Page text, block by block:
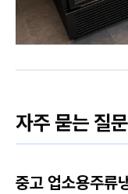
자주 묻는 질문
중고 업소용주류